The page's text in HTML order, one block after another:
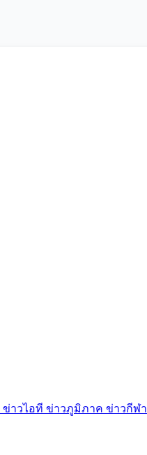
ข่าวไอที ข่าวภูมิภาค ข่าวกีฬา